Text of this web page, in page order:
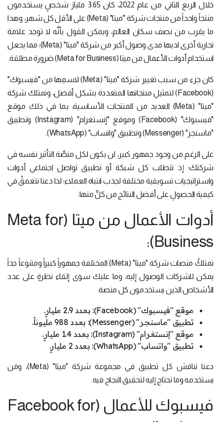
خلال الربع الثاني من عام 2022، كان 3.65 مليارَ شخصٍ يستخدمون
منتجاً واحداً من منتجات شركة "ميتا" (Meta) على الأقل كل شهر، وهذا
ما يقرب من نصف سكان العالم، ويمكن القول بأنَّه لا توجد علامة
تجارية أخرى لديها مدى وصول أكبر من شركة "ميتا" (Meta)؛ مما يجعل
استخدام أدوات الأعمال من ميتا (Meta for Business) ضرورة مطلقة.
كان جزء من سبب تغيير شركة "ميتا" (Meta) لاسمِها من "فيسبوك"
(Facebook) لتمثيلِ منتجاتها المتعددة بشكل أفضل، وتمتلك شركة
"ميتا" (Meta) العديد من المنتجات الأساسية، بما في ذلك موقع
"فيسبوك" (Facebook) وموقع "إنستغرام" (Instagram) وتطبيق
"ماسنجر" (Messenger) وتطبيق "واتساب" (WhatsApp).
على الرغم من وجود جمهور كبير، لن يكون لكل منصَّة التأثير نفسه في
شركتك؛ إذ تتطلب كل شبكة أو تطبيق تواصل اجتماعي أدوات
واستراتيجيات تسويقية مختلفة لجذب انتباه العملاء؛ لذا دعنا نتعمقُ في
كيفية الحصولِ على أفضل النتائج من كلٍّ منها.
أدوات الأعمال من ميتا (Meta for
Business):
تمتلكُ منصات شركة "ميتا" (Meta) المختلفة جمهوراً كبيراً ومتنوعاً جداً
يمكن للشركات الوصول إليه، وما عليك سوى إلقاء نظرةٍ على عدد
الأشخاص الذين يستخدمون كل منصة:
موقع "فيسبوك" (Facebook): بعدد 2.9 مليارٍ.
تطبيق "ماسنجر" (Messenger): بعدد 988 مليوناً.
موقع "إنستغرام" (Instagram): بعدد 1.4 مليارٍ.
تطبيق "واتساب" (WhatsApp): بعدد 2 مليارٍ.
دعنا نناقش كل تطبيق في مجموعة شركة "ميتا" (Meta)، ومَن
يستخدمه وما تحتاج إليه لتحقيق النجاح فيه.
فيسبوك للأعمال (Facebook for